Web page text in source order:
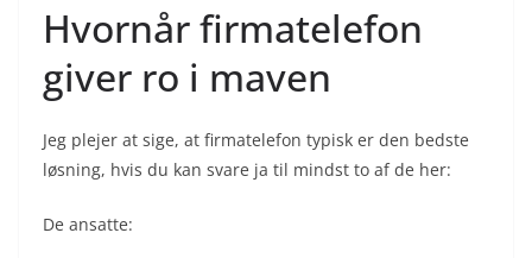
Hvornår firmatelefon
giver ro i maven
Jeg plejer at sige, at firmatelefon typisk er den bedste
løsning, hvis du kan svare ja til mindst to af de her:
De ansatte: